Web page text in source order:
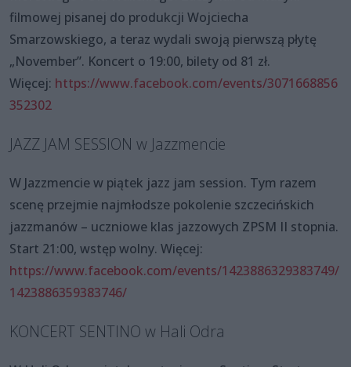
filmowej pisanej do produkcji Wojciecha
Smarzowskiego, a teraz wydali swoją pierwszą płytę
„November”. Koncert o 19:00, bilety od 81 zł.
Więcej: https://www.facebook.com/events/3071668856
352302
JAZZ JAM SESSION w Jazzmencie
W Jazzmencie w piątek jazz jam session. Tym razem
scenę przejmie najmłodsze pokolenie szczecińskich
jazzmanów – uczniowe klas jazzowych ZPSM II stopnia.
Start 21:00, wstęp wolny. Więcej:
https://www.facebook.com/events/1423886329383749/
1423886359383746/
KONCERT SENTINO w Hali Odra